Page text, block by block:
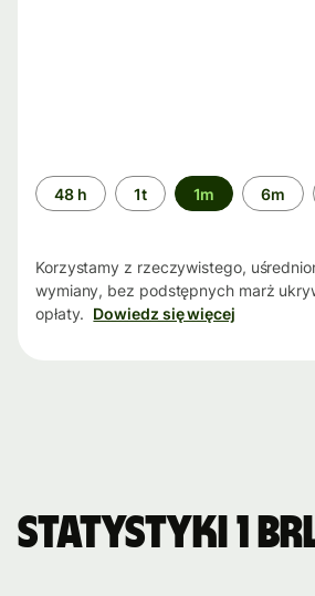
Przedział
czasu
48 h 1t 1m 6m
Korzystamy z rzeczywistego,
wymiany, bez podstępnych marż
opłaty. Dowiedz się więcej
Statystyki 1